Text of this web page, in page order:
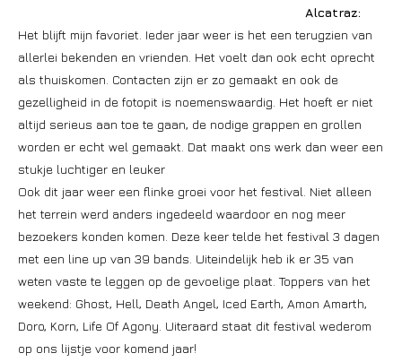
Alcatraz:
Het blijft mijn favoriet. Ieder jaar weer is het een terugzien van
allerlei bekenden en vrienden. Het voelt dan ook echt oprecht
als thuiskomen. Contacten zijn er zo gemaakt en ook de
gezelligheid in de fotopit is noemenswaardig. Het hoeft er niet
altijd serieus aan toe te gaan, de nodige grappen en grollen
worden er echt wel gemaakt. Dat maakt ons werk dan weer een
stukje luchtiger en leuker
Ook dit jaar weer een flinke groei voor het festival. Niet alleen
het terrein werd anders ingedeeld waardoor en nog meer
bezoekers konden komen. Deze keer telde het festival 3 dagen
met een line up van 39 bands. Uiteindelijk heb ik er 35 van
weten vaste te leggen op de gevoelige plaat. Toppers van het
weekend: Ghost, Hell, Death Angel, Iced Earth, Amon Amarth,
Doro, Korn, Life Of Agony. Uiteraard staat dit festival wederom
op ons lijstje voor komend jaar!